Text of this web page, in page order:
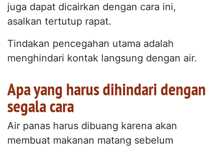
juga dapat dicairkan dengan cara ini,
asalkan tertutup rapat.
Tindakan pencegahan utama adalah
menghindari kontak langsung dengan air.
Apa yang harus dihindari dengan
segala cara
Air panas harus dibuang karena akan
membuat makanan matang sebelum